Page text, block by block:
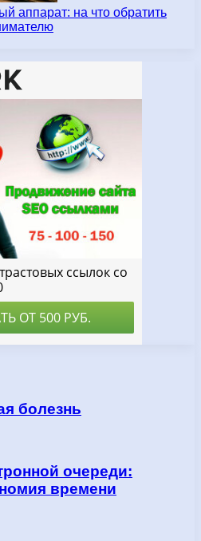
аппарат: на что обратить
болезнь
очереди:
времени